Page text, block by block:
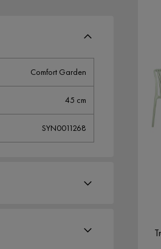
Comfort Garden
45 cm
SYN0011268